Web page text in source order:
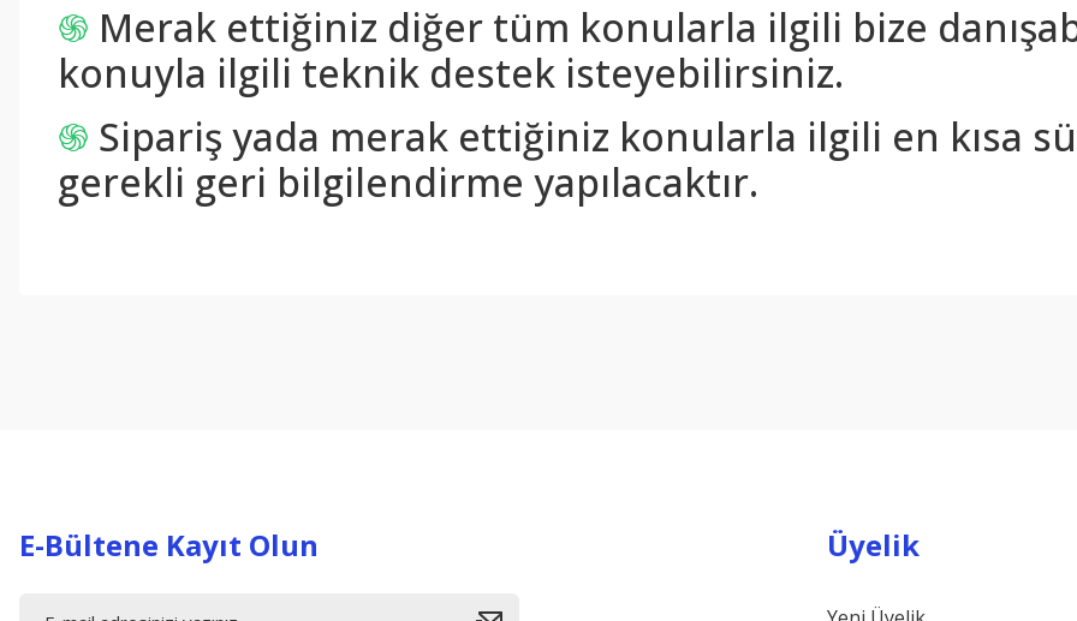
֍ Merak ettiğiniz diğer tüm konularla ilgili bize
konuyla ilgili teknik destek isteyebilirsiniz.
֍ Sipariş yada merak ettiğiniz konularla ilgili en kısa
gerekli geri bilgilendirme yapılacaktır.
E-Bültene Kayıt Olun Üyelik